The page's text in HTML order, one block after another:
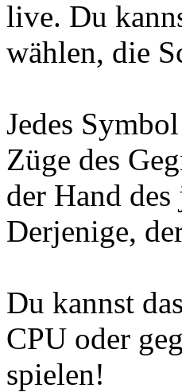
live. Du
wählen, die
Jedes
Züge des
der Hand
Derjenige,
Du kannst
CPU oder
spielen!